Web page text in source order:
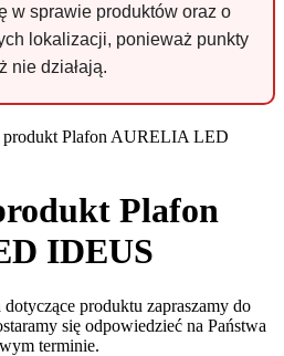
w sprawie produktów oraz o
lokalizacji, ponieważ punkty
nie działają.
produkt Plafon AURELIA LED
Plafon
IDEUS
produktu zapraszamy do
się odpowiedzieć na Państwa
terminie.